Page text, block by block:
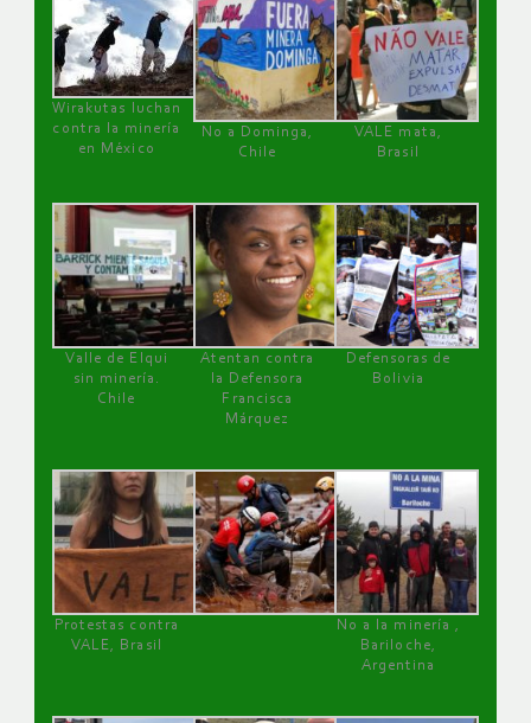
Wirakutas luchan
contra la minería
en México
No a Dominga,
Chile
VALE mata,
Brasil
Valle de Elqui
sin minería.
Chile
Atentan contra
la Defensora
Francisca
Márquez
Defensoras de
Bolivia
Protestas contra
VALE, Brasil
No a la minería ,
Bariloche,
Argentina